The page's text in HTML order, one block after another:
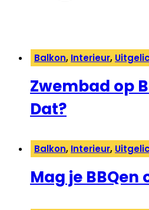
Balkon, Interieur,
Zwembad op
Dat?
Balkon, Interieur,
Mag je BBQen